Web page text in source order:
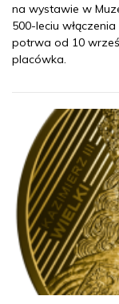
na wystawie w
500-leciu
potrwa od 10
placówka.